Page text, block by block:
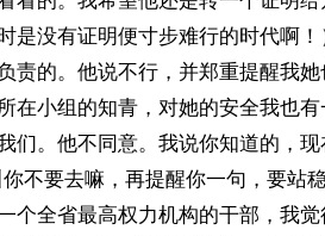
是没有证明便寸步难行的时代啊
责的。他说不行，并郑重提醒我
在小组的知青，对她的安全我也
们。他不同意。我说你知道的，
不要去嘛，再提醒你一句，要站
个全省最高权力机构的干部，我